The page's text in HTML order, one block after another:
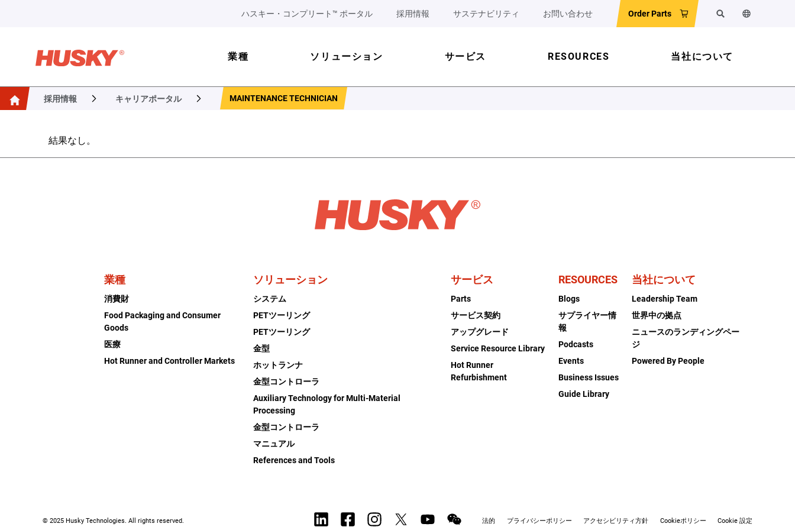
ハスキー・コンプリート™ ポータル 採用情報 サステナビリティ お問い合わせ Order Parts 検索 ウェブサイ
業種 ソリューション サービス RESOURCES 当社について
採用情報 キャリアポータル MAINTENANCE TECHNICIAN
結果なし。
業種
消費財
Food Packaging and Consumer
Goods
医療
Hot Runner and Controller Markets
ソリューション
システム
PETツーリング
PETツーリング
金型
ホットランナ
金型コントローラ
Auxiliary Technology for Multi-Material
Processing
金型コントローラ
マニュアル
References and Tools
サービス
Parts
サービス契約
アップグレード
Service Resource Library
Hot Runner
Refurbishment
RESOURCES
Blogs
サプライヤー情
報
Podcasts
Events
Business Issues
Guide Library
当社について
Leadership Team
世界中の拠点
ニュースのランディングペー
ジ
Powered By People
法的 プライバシーポリシー アクセシビリティ方針 Cookieポリシー Cookie 設定
© 2025 Husky Technologies. All rights reserved.